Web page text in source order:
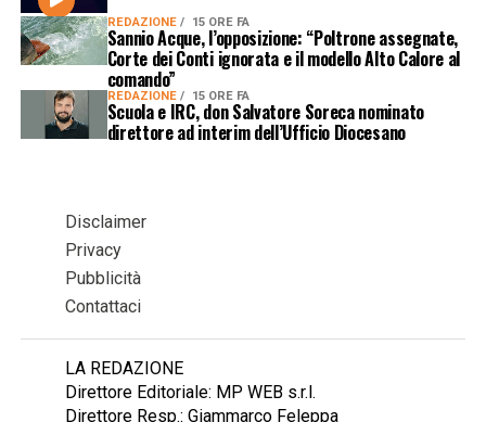
REDAZIONE 15 ORE FA
Sannio Acque, l’opposizione: “Poltrone assegnate,
Corte dei Conti ignorata e il modello Alto Calore al
comando”
REDAZIONE 15 ORE FA
Scuola e IRC, don Salvatore Soreca nominato
direttore ad interim dell’Ufficio Diocesano
Disclaimer
Privacy
Pubblicità
Contattaci
LA REDAZIONE
Direttore Editoriale: MP WEB s.r.l.
Direttore Resp.: Giammarco Feleppa